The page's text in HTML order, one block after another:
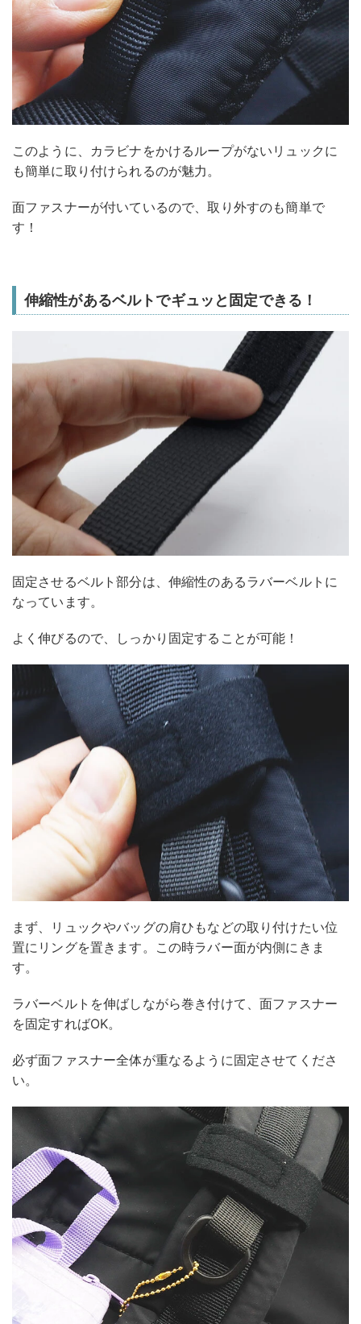
このように、カラビナをかけるループがないリュックに
も簡単に取り付けられるのが魅力。
面ファスナーが付いているので、取り外すのも簡単で
す！
伸縮性があるベルトでギュッと固定できる！
固定させるベルト部分は、伸縮性のあるラバーベルトに
なっています。
よく伸びるので、しっかり固定することが可能！
まず、リュックやバッグの肩ひもなどの取り付けたい位
置にリングを置きます。この時ラバー面が内側にきま
す。
ラバーベルトを伸ばしながら巻き付けて、面ファスナー
を固定すればOK。
必ず面ファスナー全体が重なるように固定させてくださ
い。